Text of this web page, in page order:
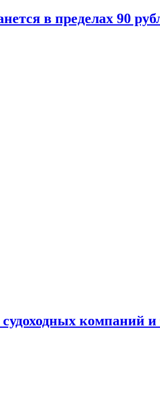
в пределах 90
компаний и